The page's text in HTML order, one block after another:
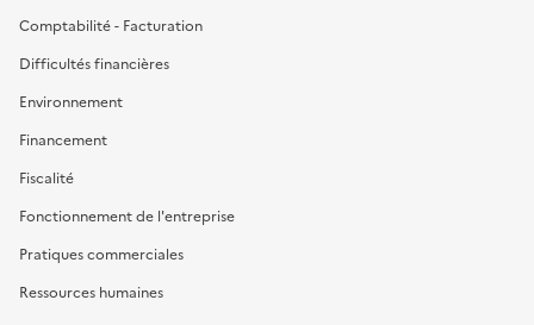
Comptabilité - Facturation
Difficultés financières
Environnement
Financement
Fiscalité
Fonctionnement de l'entreprise
Pratiques commerciales
Ressources humaines